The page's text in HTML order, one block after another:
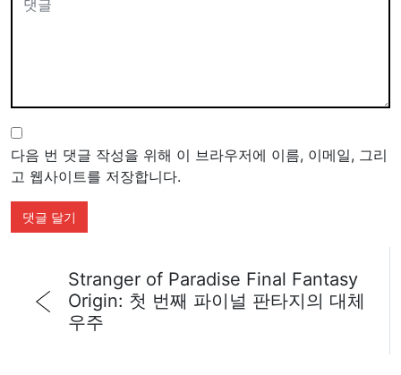
다음 번 댓글 작성을 위해 이 브라우저에 이름, 이메일, 그리
고 웹사이트를 저장합니다.
Stranger of Paradise Final Fantasy
Origin: 첫 번째 파이널 판타지의 대체
우주